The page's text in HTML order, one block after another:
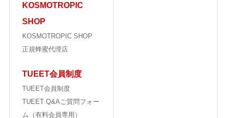
KOSMOTROPIC
SHOP
KOSMOTROPIC SHOP
正規蜂蜜代理店
TUEET会員制度
TUEET会員制度
TUEET Q&Aご質問フォー
ム（有料会員専用）